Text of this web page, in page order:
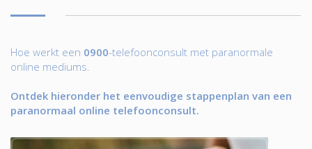
Hoe werkt een 0900-telefoonconsult met paranormale
online mediums.
Ontdek hieronder het eenvoudige stappenplan van een
paranormaal online telefoonconsult.